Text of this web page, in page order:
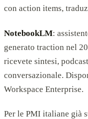
con action items,
NotebookLM:
generato traction nel
ricevete sintesi,
conversazionale.
Workspace Enterprise.
Per le PMI italiane già